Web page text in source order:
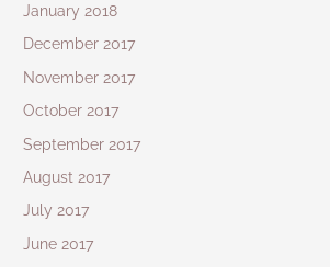
January 2018
December 2017
November 2017
October 2017
September 2017
August 2017
July 2017
June 2017